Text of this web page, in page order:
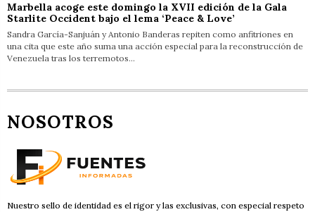
Marbella acoge este domingo la XVII edición de la Gala
Starlite Occident bajo el lema ‘Peace & Love’
Sandra García-Sanjuán y Antonio Banderas repiten como anfitriones en
una cita que este año suma una acción especial para la reconstrucción de
Venezuela tras los terremotos…
NOSOTROS
Nuestro sello de identidad es el rigor y las exclusivas, con especial respeto